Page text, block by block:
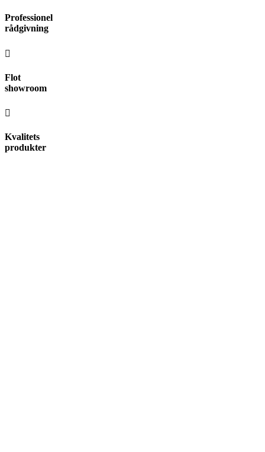
Videre
til
Professionel
rådgivning
Flot
showroom
Kvalitets
produkter